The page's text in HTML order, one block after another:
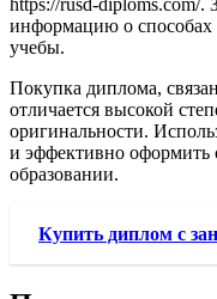
информацию о способах
учебы.
Покупка диплома,
отличается высокой
оригинальности.
и эффективно
образовании.
Купить диплом с